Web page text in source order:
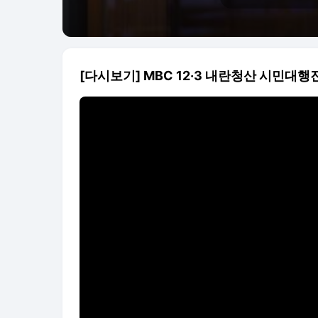
[다시보기] MBC 12·3 내란청산 시민대행